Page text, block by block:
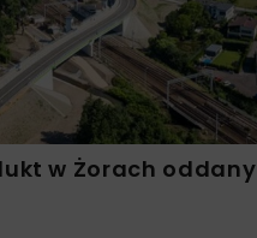
w Żorach oddany